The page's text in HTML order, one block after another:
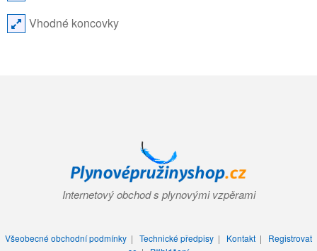
Vhodné koncovky
Internetový obchod s plynovými vzpěrami
Všeobecné obchodní podmínky | Technické předpisy | Kontakt | Registrovat